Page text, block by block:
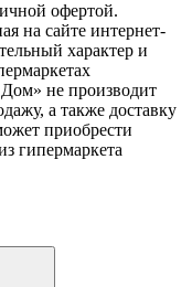
офертой.
на сайте интернет-
характер и
не производит
а также доставку
приобрести
гипермаркета